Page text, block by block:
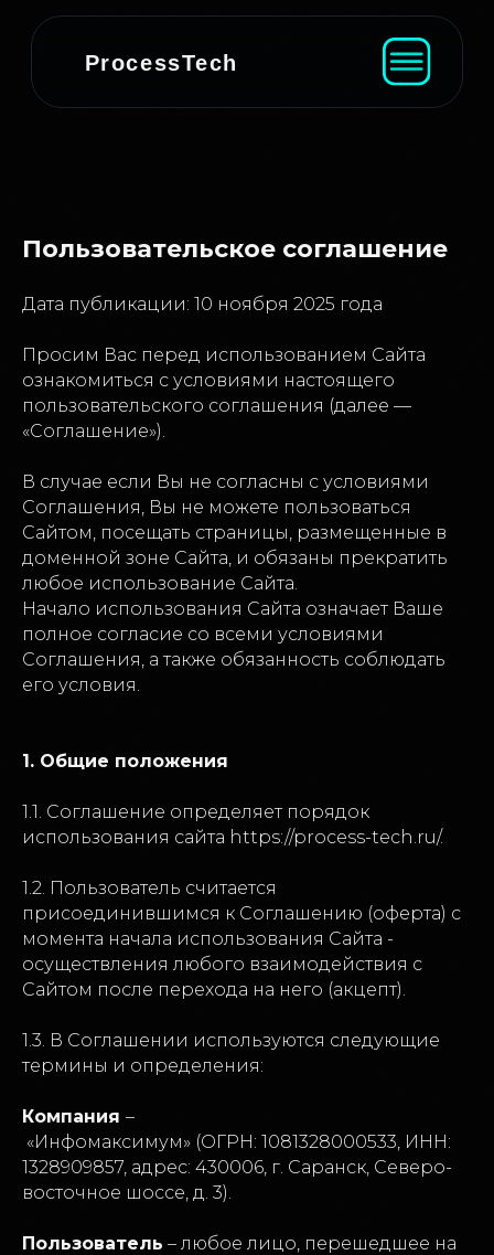
Пользовательское соглашение
Дата публикации: 10 ноября 2025 года
Просим Вас перед использованием Сайта
ознакомиться с условиями настоящего
пользовательского соглашения (далее —
«Соглашение»).
В случае если Вы не согласны с условиями
Соглашения, Вы не можете пользоваться
Сайтом, посещать страницы, размещенные в
доменной зоне Сайта, и обязаны прекратить
любое использование Сайта.
Начало использования Сайта означает Ваше
полное согласие со всеми условиями
Соглашения, а также обязанность соблюдать
его условия.
1. Общие положения
1.1. Соглашение определяет порядок
использования сайта https://process-tech.ru/.
1.2. Пользователь считается
присоединившимся к Соглашению (оферта) с
момента начала использования Сайта -
осуществления любого взаимодействия с
Сайтом после перехода на него (акцепт).
1.3. В Соглашении используются следующие
термины и определения:
Компания –
«Инфомаксимум» (ОГРН: 1081328000533, ИНН:
1328909857, адрес: 430006, г. Саранск, Северо-
восточное шоссе, д. 3).
Пользователь – любое лицо, перешедшее на